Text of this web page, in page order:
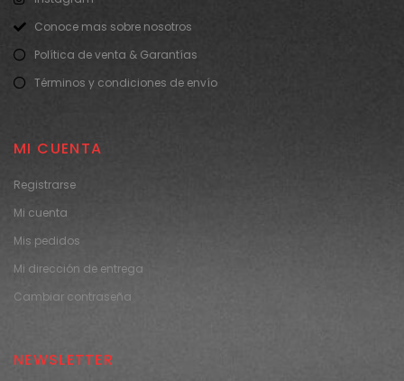
Conoce mas sobre nosotros
Política de venta & Garantías
Términos y condiciones de envío
MI CUENTA
Registrarse
Mi cuenta
Mis pedidos
Mi dirección de entrega
Cambiar contraseña
NEWSLETTER